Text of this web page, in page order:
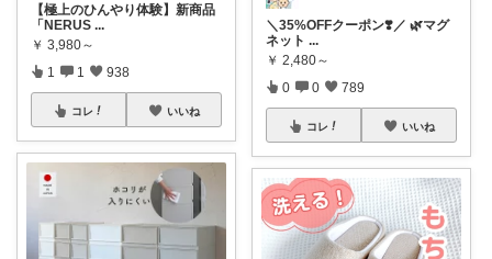
【極上のひんやり体験】新商品
「NERUS ...
￥ 3,980～
1 1 938
コレ いいね
＼35%OFFクーポン❣️／ 🌿マグ
ネット ...
￥ 2,480～
0 0 789
コレ いいね